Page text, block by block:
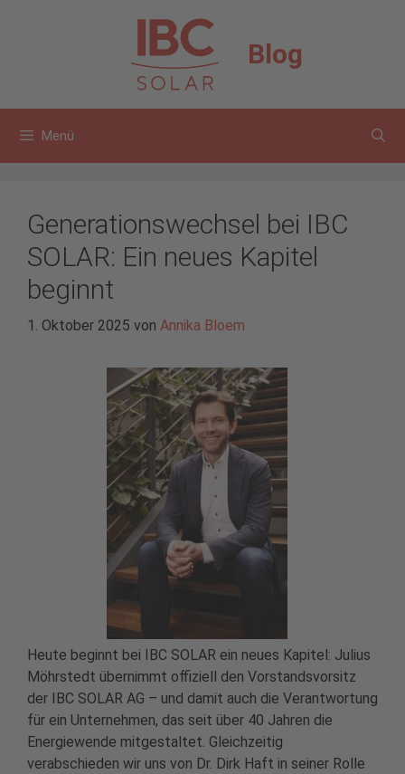
Blog
Menü
Generationswechsel bei IBC
SOLAR: Ein neues Kapitel
beginnt
1. Oktober 2025 von Annika Bloem
Heute beginnt bei IBC SOLAR ein neues Kapitel: Julius
Möhrstedt übernimmt offiziell den Vorstandsvorsitz
der IBC SOLAR AG – und damit auch die Verantwortung
für ein Unternehmen, das seit über 40 Jahren die
Energiewende mitgestaltet. Gleichzeitig
verabschieden wir uns von Dr. Dirk Haft in seiner Rolle